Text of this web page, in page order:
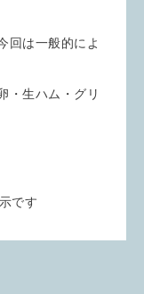
回は一般的によ
・生ハム・グリ
です